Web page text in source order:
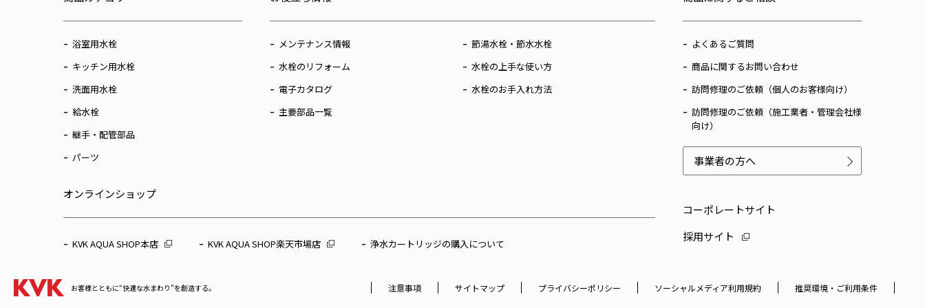
浴室用水栓
キッチン用水栓
洗面用水栓
給水栓
継手・配管部品
パーツ
メンテナンス情報
節湯水栓・節水水栓
水栓のリフォーム
水栓の上手な使い方
電子カタログ
水栓のお手入れ方法
主要部品一覧
よくあるご質問
商品に関するお問い合わせ
訪問修理のご依頼（個人のお客様向け）
訪問修理のご依頼（施工業者・管理会社様
向け）
事業者の方へ
オンラインショップ
KVK AQUA SHOP本店 KVK AQUA SHOP楽天市場店 浄水カートリッジの購入について
コーポレートサイト
採用サイト
お客様とともに“快適な水まわり”を創造する。 注意事項 サイトマップ プライバシーポリシー ソーシャルメディア利用規約 推奨環境・ご利用条件